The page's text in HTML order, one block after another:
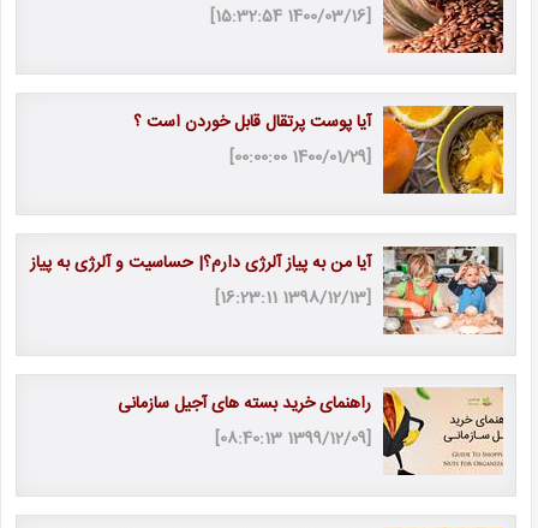
[1400/03/16 15:32:54]
آیا پوست پرتقال قابل خوردن است ؟
[1400/01/29 00:00:00]
آیا من به پیاز آلرژی دارم؟| حساسیت و آلرژی به پیاز
[1398/12/13 16:23:11]
راهنمای خرید بسته های آجیل سازمانی
[1399/12/09 08:40:13]